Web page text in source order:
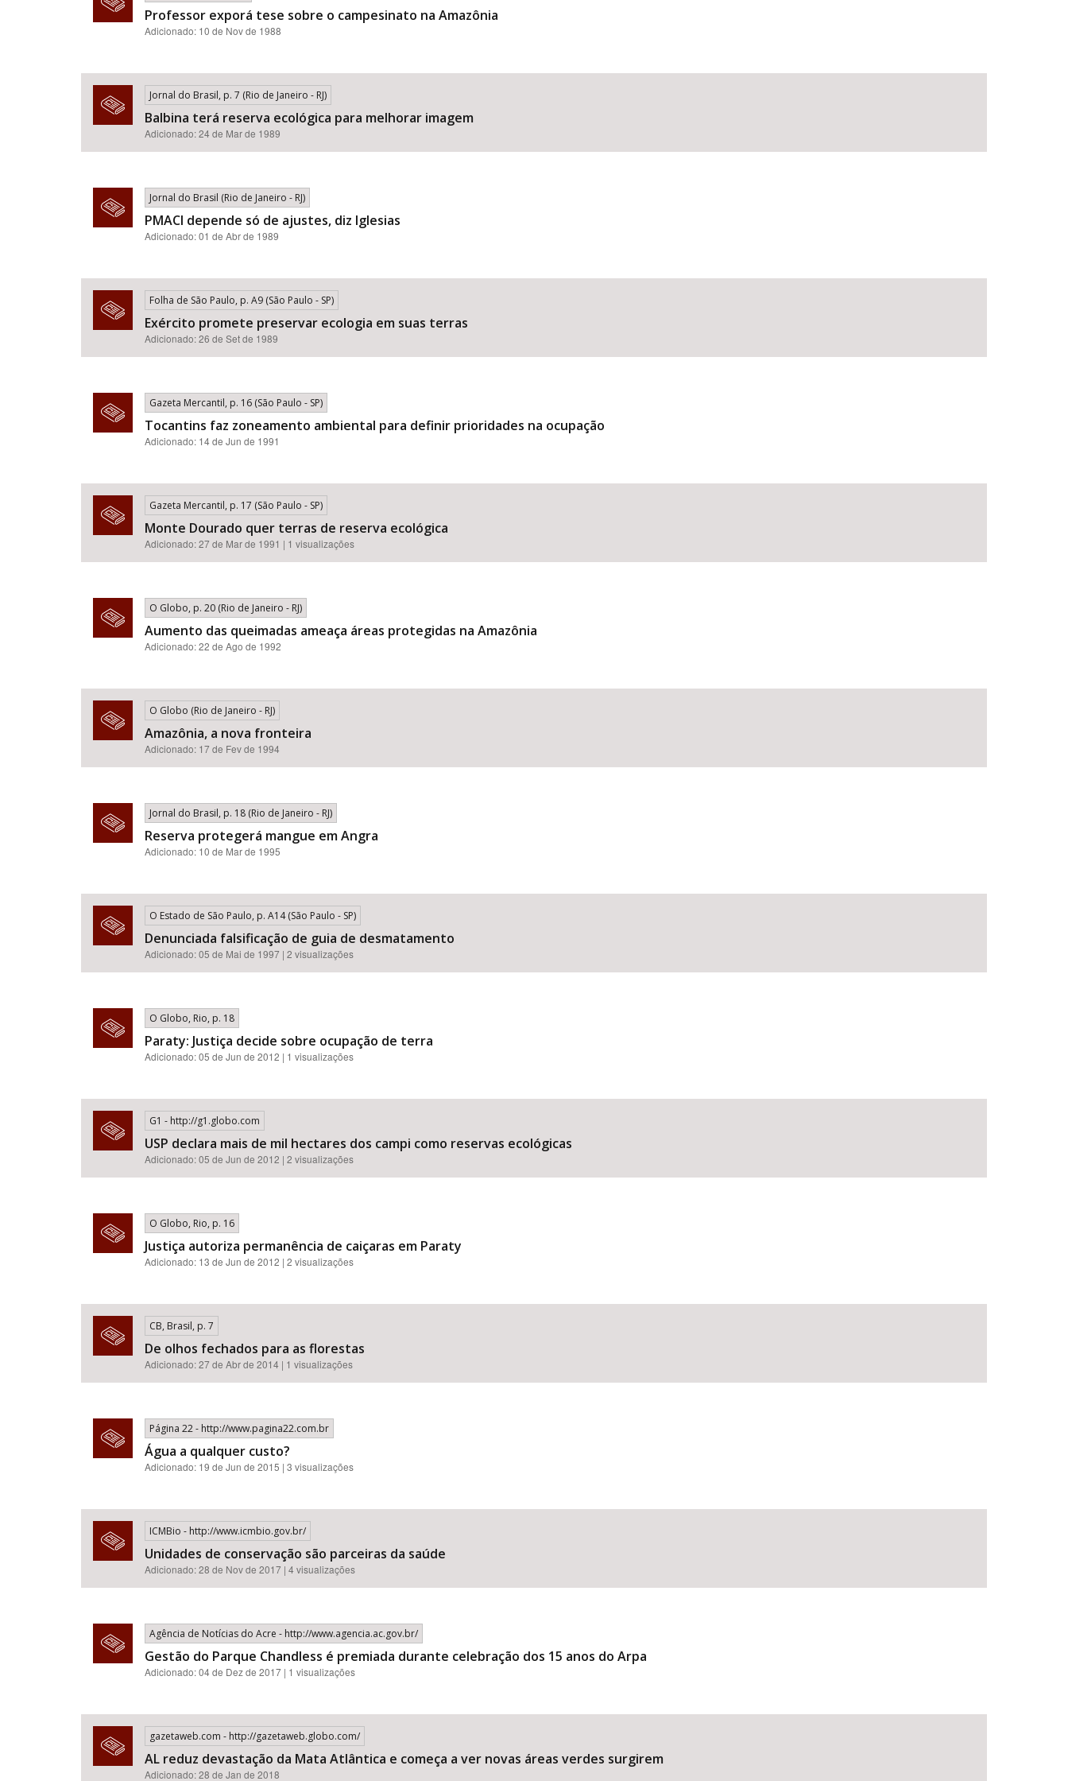
Professor exporá tese sobre o campesinato na Amazônia
Adicionado: 10 de Nov de 1988
Jornal do Brasil, p. 7 (Rio de Janeiro - RJ)
Balbina terá reserva ecológica para melhorar imagem
Adicionado: 24 de Mar de 1989
Jornal do Brasil (Rio de Janeiro - RJ)
PMACI depende só de ajustes, diz Iglesias
Adicionado: 01 de Abr de 1989
Folha de São Paulo, p. A9 (São Paulo - SP)
Exército promete preservar ecologia em suas terras
Adicionado: 26 de Set de 1989
Gazeta Mercantil, p. 16 (São Paulo - SP)
Tocantins faz zoneamento ambiental para definir prioridades na ocupação
Adicionado: 14 de Jun de 1991
Gazeta Mercantil, p. 17 (São Paulo - SP)
Monte Dourado quer terras de reserva ecológica
Adicionado: 27 de Mar de 1991 | 1 visualizações
O Globo, p. 20 (Rio de Janeiro - RJ)
Aumento das queimadas ameaça áreas protegidas na Amazônia
Adicionado: 22 de Ago de 1992
O Globo (Rio de Janeiro - RJ)
Amazônia, a nova fronteira
Adicionado: 17 de Fev de 1994
Jornal do Brasil, p. 18 (Rio de Janeiro - RJ)
Reserva protegerá mangue em Angra
Adicionado: 10 de Mar de 1995
O Estado de São Paulo, p. A14 (São Paulo - SP)
Denunciada falsificação de guia de desmatamento
Adicionado: 05 de Mai de 1997 | 2 visualizações
O Globo, Rio, p. 18
Paraty: Justiça decide sobre ocupação de terra
Adicionado: 05 de Jun de 2012 | 1 visualizações
G1 - http://g1.globo.com
USP declara mais de mil hectares dos campi como reservas ecológicas
Adicionado: 05 de Jun de 2012 | 2 visualizações
O Globo, Rio, p. 16
Justiça autoriza permanência de caiçaras em Paraty
Adicionado: 13 de Jun de 2012 | 2 visualizações
CB, Brasil, p. 7
De olhos fechados para as florestas
Adicionado: 27 de Abr de 2014 | 1 visualizações
Página 22 - http://www.pagina22.com.br
Água a qualquer custo?
Adicionado: 19 de Jun de 2015 | 3 visualizações
ICMBio - http://www.icmbio.gov.br/
Unidades de conservação são parceiras da saúde
Adicionado: 28 de Nov de 2017 | 4 visualizações
Agência de Notícias do Acre - http://www.agencia.ac.gov.br/
Gestão do Parque Chandless é premiada durante celebração dos 15 anos do Arpa
Adicionado: 04 de Dez de 2017 | 1 visualizações
gazetaweb.com - http://gazetaweb.globo.com/
AL reduz devastação da Mata Atlântica e começa a ver novas áreas verdes surgirem
Adicionado: 28 de Jan de 2018